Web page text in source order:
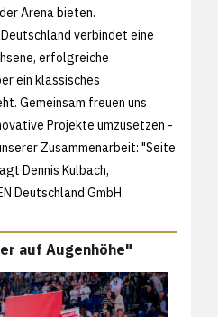
Arena bieten.
Deutschland verbindet eine
erfolgreiche
ein klassisches
Gemeinsam freuen uns
Projekte umzusetzen -
Zusammenarbeit: "Seite
Dennis Kulbach,
Deutschland GmbH.
auf Augenhöhe"